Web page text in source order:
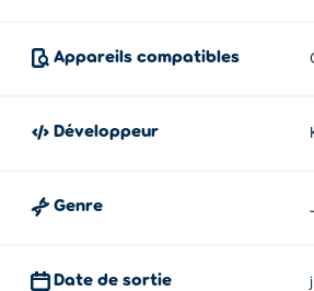
Vous pouvez jouer à Tower Merge
Tower Merge peut être joué sur votre
Appareils compatibles
Développeur
Genre
Date de sortie